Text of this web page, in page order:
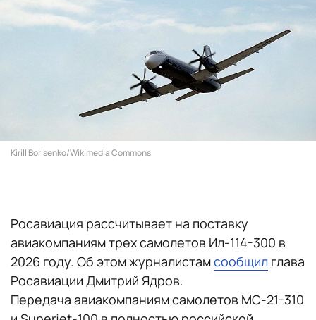
Kirill Borisenko/Wikimedia Commons
Росавиация рассчитывает на поставку
авиакомпаниям трех самолетов Ил-114-300 в
2026 году. Об этом журналистамсообщил глава
Росавиации Дмитрий Ядров.
Передача авиакомпаниям самолетов МС-21-310